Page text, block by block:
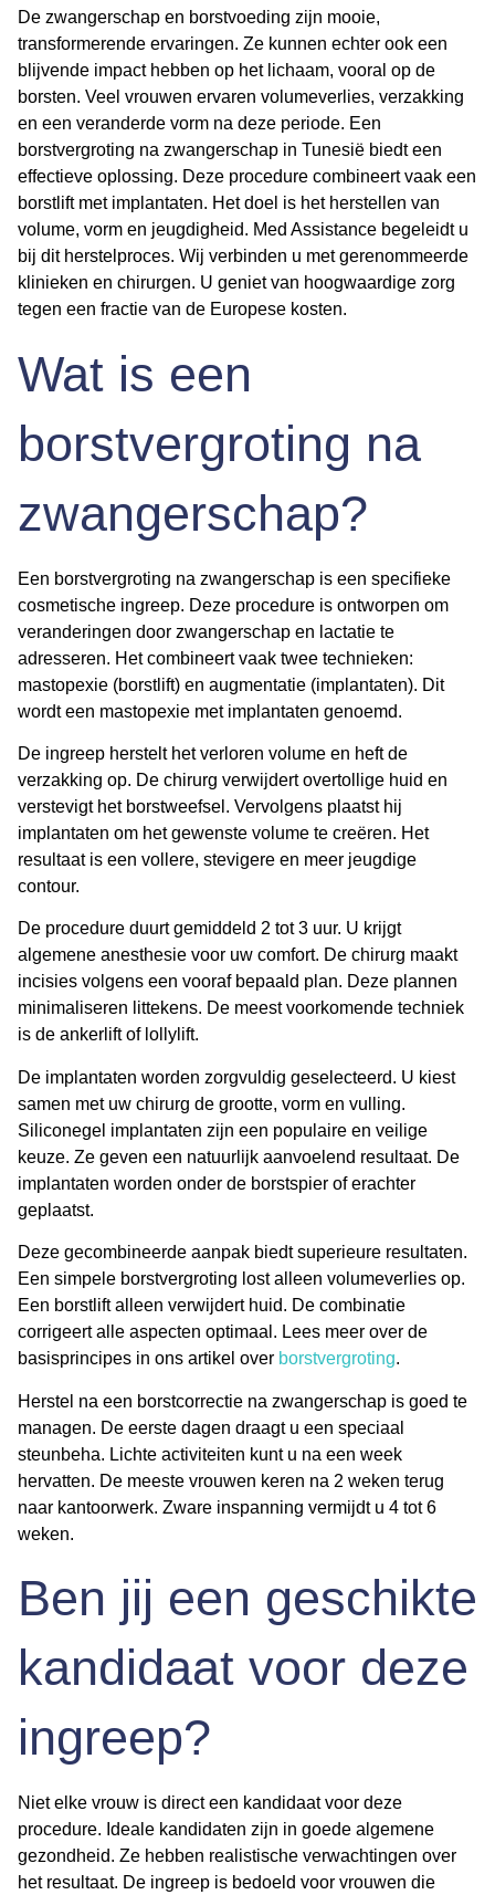
De zwangerschap en borstvoeding zijn mooie,
transformerende ervaringen. Ze kunnen echter ook een
blijvende impact hebben op het lichaam, vooral op de
borsten. Veel vrouwen ervaren volumeverlies, verzakking
en een veranderde vorm na deze periode. Een
borstvergroting na zwangerschap in Tunesië biedt een
effectieve oplossing. Deze procedure combineert vaak een
borstlift met implantaten. Het doel is het herstellen van
volume, vorm en jeugdigheid. Med Assistance begeleidt u
bij dit herstelproces. Wij verbinden u met gerenommeerde
klinieken en chirurgen. U geniet van hoogwaardige zorg
tegen een fractie van de Europese kosten.
Wat is een
borstvergroting na
zwangerschap?
Een borstvergroting na zwangerschap is een specifieke
cosmetische ingreep. Deze procedure is ontworpen om
veranderingen door zwangerschap en lactatie te
adresseren. Het combineert vaak twee technieken:
mastopexie (borstlift) en augmentatie (implantaten). Dit
wordt een mastopexie met implantaten genoemd.
De ingreep herstelt het verloren volume en heft de
verzakking op. De chirurg verwijdert overtollige huid en
verstevigt het borstweefsel. Vervolgens plaatst hij
implantaten om het gewenste volume te creëren. Het
resultaat is een vollere, stevigere en meer jeugdige
contour.
De procedure duurt gemiddeld 2 tot 3 uur. U krijgt
algemene anesthesie voor uw comfort. De chirurg maakt
incisies volgens een vooraf bepaald plan. Deze plannen
minimaliseren littekens. De meest voorkomende techniek
is de ankerlift of lollylift.
De implantaten worden zorgvuldig geselecteerd. U kiest
samen met uw chirurg de grootte, vorm en vulling.
Siliconegel implantaten zijn een populaire en veilige
keuze. Ze geven een natuurlijk aanvoelend resultaat. De
implantaten worden onder de borstspier of erachter
geplaatst.
Deze gecombineerde aanpak biedt superieure resultaten.
Een simpele borstvergroting lost alleen volumeverlies op.
Een borstlift alleen verwijdert huid. De combinatie
corrigeert alle aspecten optimaal. Lees meer over de
basisprincipes in ons artikel over borstvergroting.
Herstel na een borstcorrectie na zwangerschap is goed te
managen. De eerste dagen draagt u een speciaal
steunbeha. Lichte activiteiten kunt u na een week
hervatten. De meeste vrouwen keren na 2 weken terug
naar kantoorwerk. Zware inspanning vermijdt u 4 tot 6
weken.
Ben jij een geschikte
kandidaat voor deze
ingreep?
Niet elke vrouw is direct een kandidaat voor deze
procedure. Ideale kandidaten zijn in goede algemene
gezondheid. Ze hebben realistische verwachtingen over
het resultaat. De ingreep is bedoeld voor vrouwen die